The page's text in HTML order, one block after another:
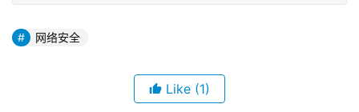
网络安全
Like (1)